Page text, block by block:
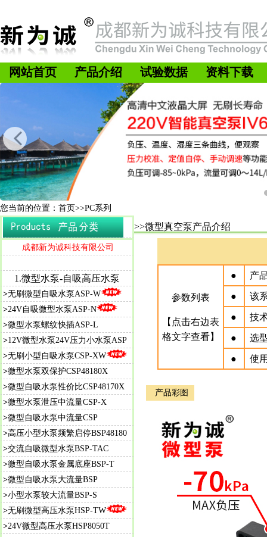
网站首页 产品介绍 试验数据 资料下载
您当前的位置：首页>>PC系列
>>微型真空泵产品介绍
成都新为诚科技有限公司
参数列表
【点击右边表
格文字查看】
● 产
● 该
● 技
● 选
● 使
产品彩图
1.微型水泵-自吸高压水泵
>无刷微型自吸水泵ASP-W
>24V自吸微型水泵ASP-N
>微型水泵螺纹快插ASP-L
>12V微型水泵24V压力小水泵ASP
>无刷小型自吸水泵CSP-XW
>微型水泵双保护CSP48180X
>微型自吸水泵性价比CSP48170X
>微型水泵泄压中流量CSP-X
>微型自吸水泵中流量CSP
>高压小型水泵频繁启停BSP48180
>交流自吸微型水泵BSP-TAC
>微型自吸水泵金属底座BSP-T
>微型自吸水泵大流量BSP
>小型水泵较大流量BSP-S
>无刷微型高压水泵HSP-TW
>24V微型高压水泵HSP8050T